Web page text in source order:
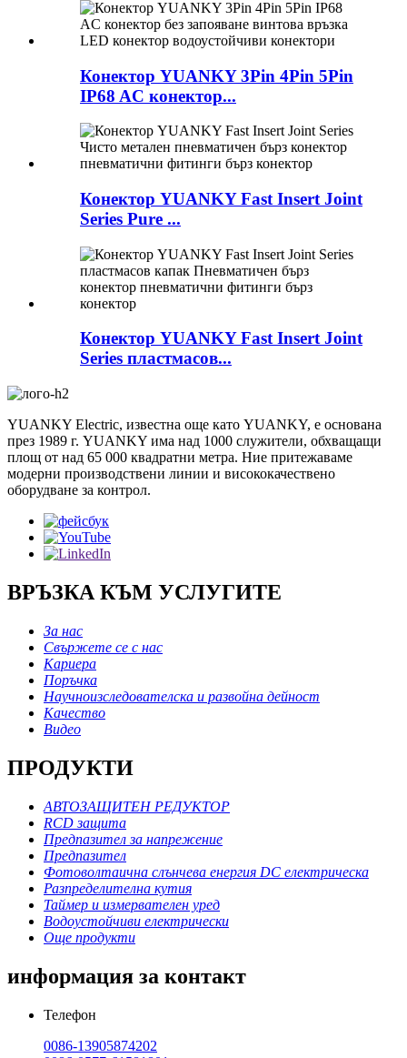
Конектор YUANKY 3Pin 4Pin 5Pin
IP68 AC конектор...
Конектор YUANKY Fast Insert Joint
Series Pure ...
Конектор YUANKY Fast Insert Joint
Series пластмасов...
YUANKY Electric, известна още като YUANKY, е основана
през 1989 г. YUANKY има над 1000 служители, обхващащи
площ от над 65 000 квадратни метра. Ние притежаваме
модерни производствени линии и висококачествено
оборудване за контрол.
ВРЪЗКА КЪМ УСЛУГИТЕ
За нас
Свържете се с нас
Кариера
Поръчка
Научноизследователска и развойна дейност
Качество
Видео
ПРОДУКТИ
АВТОЗАЩИТЕН РЕДУКТОР
RCD защита
Предпазител за напрежение
Предпазител
Фотоволтаична слънчева енергия DC електрическа
Разпределителна кутия
Таймер и измервателен уред
Водоустойчиви електрически
Още продукти
информация за контакт
Телефон
0086-13905874202